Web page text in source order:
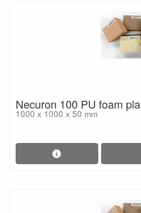
Necuron 100 PU foam
1000 x 1000 x 50 mm